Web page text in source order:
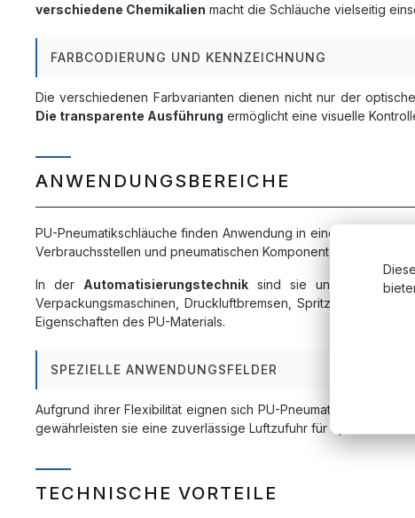
verschiedene Chemikalien macht die Schläuche vielseitig
FARBCODIERUNG UND KENNZEICHNUNG
Die verschiedenen Farbvarianten dienen nicht nur der
Die transparente Ausführung ermöglicht eine visuelle
ANWENDUNGSBEREICHE
PU-Pneumatikschläuche finden Anwendung in einem breiten
Verbrauchsstellen und pneumatischen Komponenten. Die
In der Automatisierungstechnik sind sie unverzichtbar
Verpackungsmaschinen, Druckluftbremsen, Spritzpistolen und
Eigenschaften des PU-Materials.
SPEZIELLE ANWENDUNGSFELDER
Aufgrund ihrer Flexibilität eignen sich PU-Pneumatikschläuche
gewährleisten sie eine zuverlässige Luftzufuhr für
TECHNISCHE VORTEILE